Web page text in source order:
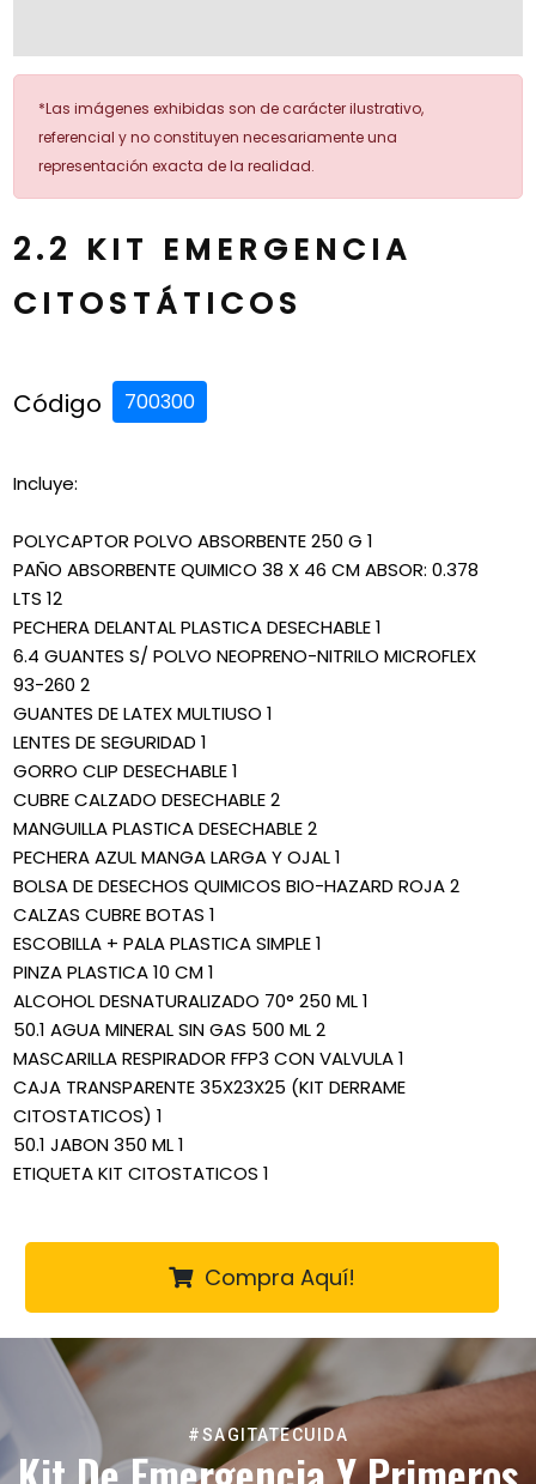
*Las imágenes exhibidas son de carácter ilustrativo,
referencial y no constituyen necesariamente una
representación exacta de la realidad.
2.2 KIT EMERGENCIA
CITOSTÁTICOS
Código 700300
Incluye:
POLYCAPTOR POLVO ABSORBENTE 250 G 1
PAÑO ABSORBENTE QUIMICO 38 X 46 CM ABSOR: 0.378
LTS 12
PECHERA DELANTAL PLASTICA DESECHABLE 1
6.4 GUANTES S/ POLVO NEOPRENO-NITRILO MICROFLEX
93-260 2
GUANTES DE LATEX MULTIUSO 1
LENTES DE SEGURIDAD 1
GORRO CLIP DESECHABLE 1
CUBRE CALZADO DESECHABLE 2
MANGUILLA PLASTICA DESECHABLE 2
PECHERA AZUL MANGA LARGA Y OJAL 1
BOLSA DE DESECHOS QUIMICOS BIO-HAZARD ROJA 2
CALZAS CUBRE BOTAS 1
ESCOBILLA + PALA PLASTICA SIMPLE 1
PINZA PLASTICA 10 CM 1
ALCOHOL DESNATURALIZADO 70° 250 ML 1
50.1 AGUA MINERAL SIN GAS 500 ML 2
MASCARILLA RESPIRADOR FFP3 CON VALVULA 1
CAJA TRANSPARENTE 35X23X25 (KIT DERRAME
CITOSTATICOS) 1
50.1 JABON 350 ML 1
ETIQUETA KIT CITOSTATICOS 1
Compra Aquí!
#SAGITATECUIDA